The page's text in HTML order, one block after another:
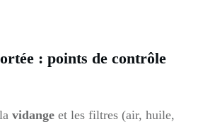
: points de contrôle
vidange et les filtres (air, huile,